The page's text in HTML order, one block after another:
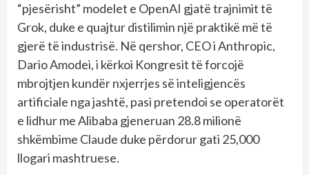
“pjesërisht” modelet e OpenAI gjatë trajnimit të
Grok, duke e quajtur distilimin një praktikë më të
gjerë të industrisë. Në qershor, CEO i Anthropic,
Dario Amodei, i kërkoi Kongresit të forcojë
mbrojtjen kundër nxjerrjes së inteligjencës
artificiale nga jashtë, pasi pretendoi se operatorët
e lidhur me Alibaba gjeneruan 28.8 milionë
shkëmbime Claude duke përdorur gati 25,000
llogari mashtruese.